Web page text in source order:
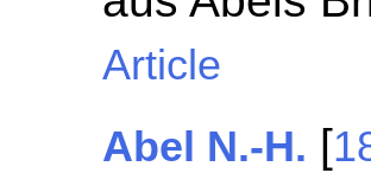
Article
Abel N.-H. [